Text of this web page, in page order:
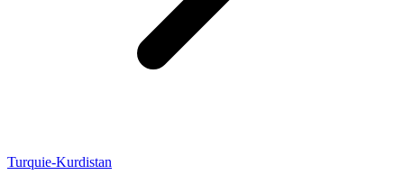
Turquie-Kurdistan